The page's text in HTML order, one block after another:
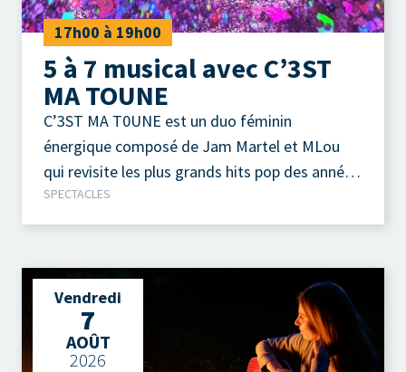
17h00 à 19h00
5 à 7 musical avec C’3ST
MA TOUNE
C’3ST MA T0UNE est un duo féminin
énergique composé de Jam Martel et MLou
qui revisite les plus grands hits pop des années
90 et 2000 à travers des medleys festifs.
SPECTACLES
Vendredi
7
AOÛT
2026